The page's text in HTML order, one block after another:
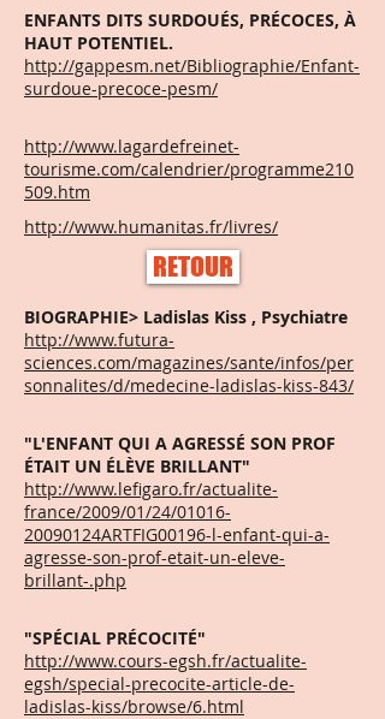
http://www.humanitas.fr/livres/
"L'ENFANT QUI A AGRESSÉ SON PROF
ÉTAIT UN ÉLÈVE BRILLANT"
http://www.lefigaro.fr/actualite-
france/2009/01/24/01016-
20090124ARTFIG00196-l-enfant-qui-a-
agresse-son-prof-etait-un-eleve-
brillant-.php
ENFANTS DITS SURDOUÉS, PRÉCOCES, À
HAUT POTENTIEL.
http://gappesm.net/Bibliographie/Enfant-
surdoue-precoce-pesm/
http://www.lagardefreinet-
tourisme.com/calendrier/programme210
509.htm
"SPÉCIAL PRÉCOCITÉ"
http://www.cours-egsh.fr/actualite-
egsh/special-precocite-article-de-
ladislas-kiss/browse/6.html
BIOGRAPHIE> Ladislas Kiss , Psychiatre
http://www.futura-
sciences.com/magazines/sante/infos/per
sonnalites/d/medecine-ladislas-kiss-843/
RETOUR